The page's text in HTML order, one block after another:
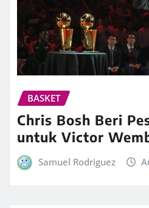
BASKET
Chris Bosh Beri
untuk Victor
Samuel Rodriguez